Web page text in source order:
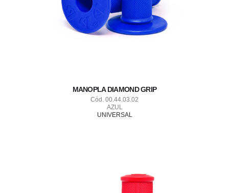
MANOPLA DIAMOND GRIP
Cód. 00.44.03.02
AZUL
UNIVERSAL